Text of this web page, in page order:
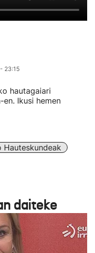
23:15
hautagaiari
Ikusi hemen
Hauteskundeak
daiteke